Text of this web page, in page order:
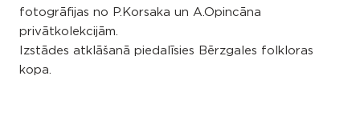
fotogrāfijas no P.Korsaka un A.Opincāna
privātkolekcijām.
Izstādes atklāšanā piedalīsies Bērzgales folkloras
kopa.